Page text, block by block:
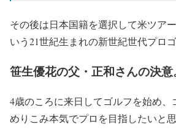
その後は日本国籍を選択して米ツア
いう21世紀生まれの新世紀世代プロ
笹生優花の父・正和さんの決意
4歳のころに来日してゴルフを始め
めりこみ本気でプロを目指したいと